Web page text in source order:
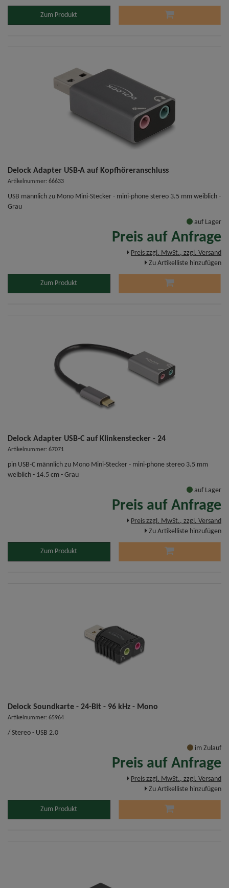
Zum Produkt
Delock Adapter USB-A auf Kopfhöreranschluss
Artikelnummer: 66633
USB männlich zu Mono Mini-Stecker - mini-phone stereo 3.5 mm weiblich -
Grau
auf Lager
Preis auf Anfrage
Preis zzgl. MwSt., zzgl. Versand
Zu Artikelliste hinzufügen
Zum Produkt
Delock Adapter USB-C auf Klinkenstecker - 24
Artikelnummer: 67071
pin USB-C männlich zu Mono Mini-Stecker - mini-phone stereo 3.5 mm
weiblich - 14.5 cm - Grau
auf Lager
Preis auf Anfrage
Preis zzgl. MwSt., zzgl. Versand
Zu Artikelliste hinzufügen
Zum Produkt
Delock Soundkarte - 24-Bit - 96 kHz - Mono
Artikelnummer: 65964
/ Stereo - USB 2.0
im Zulauf
Preis auf Anfrage
Preis zzgl. MwSt., zzgl. Versand
Zu Artikelliste hinzufügen
Zum Produkt